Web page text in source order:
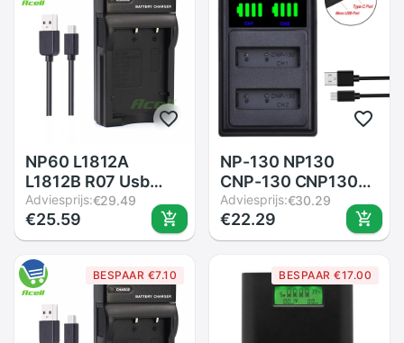
NP60 L1812A
L1812B R07 Usb
Oplader Voor Hp
V5040U T200 T250
Photosmart R967
R937 R927 R926
R847 R837 R727
R725 r607 R507
Camera
Adviesprijs:€29.49
€25.59
NP-130 NP130
CNP-130 CNP130
Led Dual Batterij
Oplader Voor Casio
Exilim EX-H30
ZR300 ZR400
ZR410 ZR700
Adviesprijs:€30.29
€22.29
BESPAAR €7.10 BESPAAR €17.00